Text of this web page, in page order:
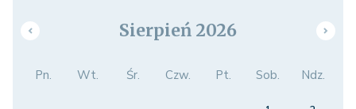
Sierpień 2026
Pn. Wt. Śr. Czw. Pt. Sob. Ndz.